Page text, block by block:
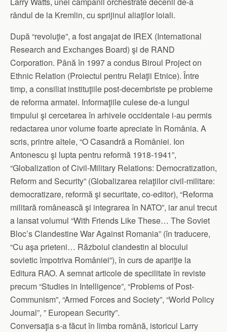
rândul de la Kremlin, cu sprijinul aliaţilor loiali.
După “revoluţie”, a fost angajat de IREX (International
Research and Exchanges Board) şi de RAND
Corporation. Până în 1997 a condus Biroul Project on
Ethnic Relation (Proiectul pentru Relaţii Etnice). Între
timp, a consiliat instituţiile post-decembriste pe probleme
de reforma armatei. Informaţiile culese de-a lungul
timpului şi cercetarea în arhivele occidentale i-au permis
redactarea unor volume foarte apreciate în România. A
scris, printre altele, “O Casandră a României. Ion
Antonescu şi lupta pentru reformă 1918-1941”,
“Globalization of Civil-Military Relations: Democratization,
Reform and Security” (Globalizarea relaţiilor civil-militare:
democratizare, reformă şi securitate, co-editor), “Reforma
militară românească şi integrarea în NATO”, iar anul trecut
a lansat volumul “With Friends Like These… The Soviet
Bloc’s Clandestine War Against Romania” (în traducere,
“Cu aşa prieteni… Războiul clandestin al blocului
sovietic împotriva României”), în curs de apariţie la
Editura RAO. A semnat articole de specilitate în reviste
precum “Studies in Intelligence”, “Problems of Post-
Communism”, “Armed Forces and Society”, “World Policy
Journal”, ” European Security”.
Conversaţia s-a făcut în limba română, istoricul Larry